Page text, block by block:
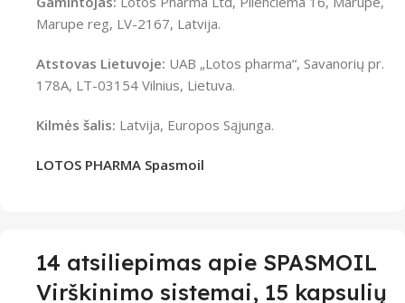
Marupe reg, LV-2167, Latvija.
Atstovas Lietuvoje: UAB „Lotos pharma“, Savanorių pr.
178A, LT-03154 Vilnius, Lietuva.
Kilmės šalis: Latvija, Europos Sąjunga.
LOTOS PHARMA Spasmoil
14 atsiliepimas apie SPASMOIL
Virškinimo sistemai, 15 kapsulių